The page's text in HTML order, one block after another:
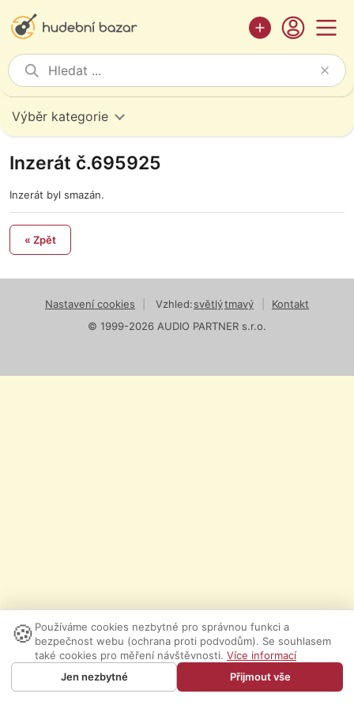
Výběr kategorie
Inzerát č.695925
Inzerát byl smazán.
« Zpět
Nastavení cookies Vzhled:světlýtmavý
Kontakt
© 1999-2026 AUDIO PARTNER s.r.o.
🍪 Používáme cookies nezbytné pro správnou funkci a
bezpečnost webu (ochrana proti podvodům). Se souhlasem
také cookies pro měření návštěvnosti. Více informací
Jen nezbytné
Přijmout vše